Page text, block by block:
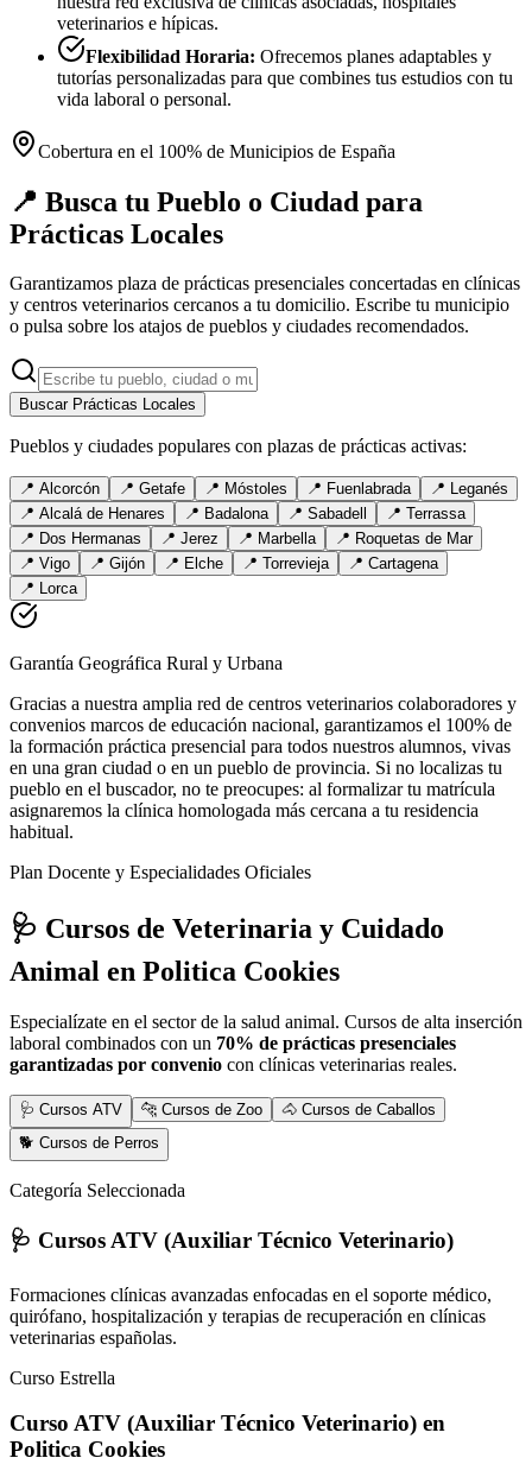
veterinarios e hípicas.
Flexibilidad Horaria: Ofrecemos planes adaptables y
tutorías personalizadas para que combines tus estudios con tu
vida laboral o personal.
Cobertura en el 100% de Municipios de España
📍 Busca tu Pueblo o Ciudad para
Prácticas Locales
Garantizamos plaza de prácticas presenciales concertadas en clínicas
y centros veterinarios cercanos a tu domicilio. Escribe tu municipio
o pulsa sobre los atajos de pueblos y ciudades recomendados.
Buscar Prácticas Locales
Pueblos y ciudades populares con plazas de prácticas activas:
📍 Alcorcón 📍 Getafe 📍 Móstoles 📍 Fuenlabrada 📍 Leganés
📍 Alcalá de Henares 📍 Badalona 📍 Sabadell 📍 Terrassa
📍 Dos Hermanas 📍 Jerez 📍 Marbella 📍 Roquetas de Mar
📍 Vigo 📍 Gijón 📍 Elche 📍 Torrevieja 📍 Cartagena
📍 Lorca
Garantía Geográfica Rural y Urbana
Gracias a nuestra amplia red de centros veterinarios colaboradores y
convenios marcos de educación nacional, garantizamos el 100% de
la formación práctica presencial para todos nuestros alumnos, vivas
en una gran ciudad o en un pueblo de provincia. Si no localizas tu
pueblo en el buscador, no te preocupes: al formalizar tu matrícula
asignaremos la clínica homologada más cercana a tu residencia
habitual.
Plan Docente y Especialidades Oficiales
🩺 Cursos de Veterinaria y Cuidado
Animal en Politica Cookies
Especialízate en el sector de la salud animal. Cursos de alta inserción
laboral combinados con un 70% de prácticas presenciales
garantizadas por convenio con clínicas veterinarias reales.
🩺 Cursos ATV 🐆 Cursos de Zoo
🐴 Cursos de Caballos
🐕 Cursos de Perros
Categoría Seleccionada
🩺 Cursos ATV (Auxiliar Técnico Veterinario)
Formaciones clínicas avanzadas enfocadas en el soporte médico,
quirófano, hospitalización y terapias de recuperación en clínicas
veterinarias españolas.
Curso Estrella
Curso ATV (Auxiliar Técnico Veterinario) en
Politica Cookies